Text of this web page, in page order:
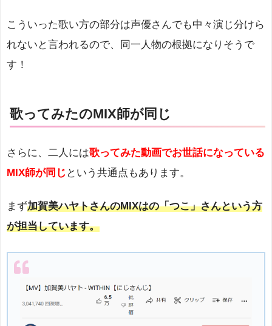
こういった歌い方の部分は声優さんでも中々演じ分けら
れないと言われるので、同一人物の根拠になりそうで
す！
歌ってみたのMIX師が同じ
さらに、二人には歌ってみた動画でお世話になっている
MIX師が同じ という共通点もあります。
まず加賀美ハヤトさんのMIXはの「つこ」さんという方
が担当しています。